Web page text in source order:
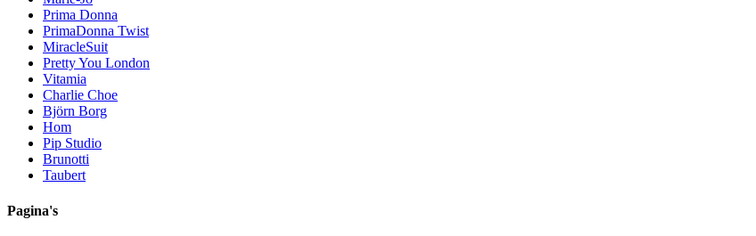
Prima Donna
PrimaDonna Twist
MiracleSuit
Pretty You London
Vitamia
Charlie Choe
Björn Borg
Hom
Pip Studio
Brunotti
Taubert
Pagina's